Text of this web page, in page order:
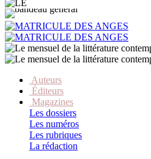
Auteurs
Éditeurs
Magazines
Les dossiers
Les numéros
Les rubriques
La rédaction